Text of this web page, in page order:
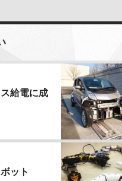
お客様から個人情
た、不正な手段に
お客様よりご提供
めのある場合を除
くことなく、予め
ん。
個人情報の利用、
当社では、お客様
厳重に保管、管理
止するため、必要
お客様よりご提供
給電に成
ット